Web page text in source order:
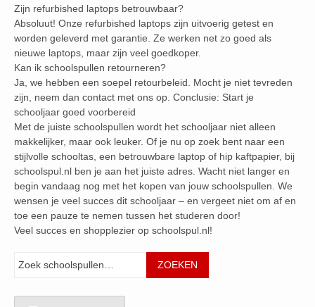
Zijn refurbished laptops betrouwbaar?
Absoluut! Onze refurbished laptops zijn uitvoerig getest en
worden geleverd met garantie. Ze werken net zo goed als
nieuwe laptops, maar zijn veel goedkoper.
Kan ik schoolspullen retourneren?
Ja, we hebben een soepel retourbeleid. Mocht je niet tevreden
zijn, neem dan contact met ons op. Conclusie: Start je
schooljaar goed voorbereid
Met de juiste schoolspullen wordt het schooljaar niet alleen
makkelijker, maar ook leuker. Of je nu op zoek bent naar een
stijlvolle schooltas, een betrouwbare laptop of hip kaftpapier, bij
schoolspul.nl ben je aan het juiste adres. Wacht niet langer en
begin vandaag nog met het kopen van jouw schoolspullen. We
wensen je veel succes dit schooljaar – en vergeet niet om af en
toe een pauze te nemen tussen het studeren door!
Veel succes en shopplezier op schoolspul.nl!
ZOEKEN